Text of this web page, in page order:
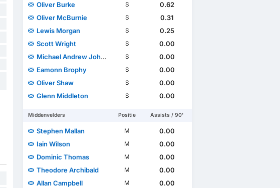
Oliver Burke
S
0.62
Oliver McBurnie
S
0.31
Lewis Morgan
S
0.25
Scott Wright
S
0.00
Michael Andrew Johnston
S
0.00
Eamonn Brophy
S
0.00
Oliver Shaw
S
0.00
Glenn Middleton
S 0.00
Middenvelders Positie Assists / 90'
Stephen Mallan M
0.00
Iain Wilson
M
0.00
Dominic Thomas
M
0.00
Theodore Archibald
M
0.00
Allan Campbell
M
0.00